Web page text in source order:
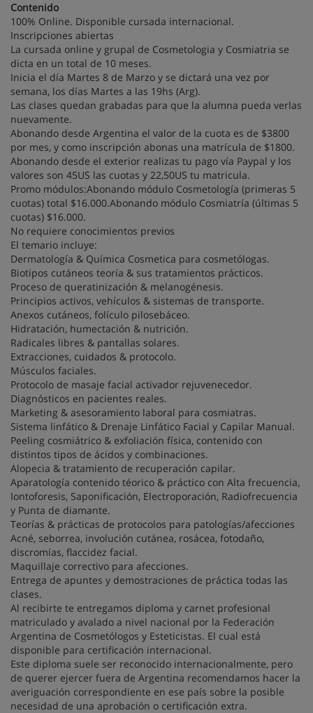
Contenido
100% Online. Disponible cursada internacional.
Inscripciones abiertas
La cursada online y grupal de Cosmetologia y Cosmiatria se
dicta en un total de 10 meses.
Inicia el día Martes 8 de Marzo y se dictará una vez por
semana, los días Martes a las 19hs (Arg).
Las clases quedan grabadas para que la alumna pueda verlas
nuevamente.
Abonando desde Argentina el valor de la cuota es de $3800
por mes, y como inscripción abonas una matrícula de $1800.
Abonando desde el exterior realizas tu pago vía Paypal y los
valores son 45US las cuotas y 22,50US tu matricula.
Promo módulos:Abonando módulo Cosmetología (primeras 5
cuotas) total $16.000.Abonando módulo Cosmiatría (últimas 5
cuotas) $16.000.
No requiere conocimientos previos
El temario incluye:
Dermatología & Química Cosmetica para cosmetólogas.
Biotipos cutáneos teoría & sus tratamientos prácticos.
Proceso de queratinización & melanogénesis.
Principios activos, vehículos & sistemas de transporte.
Anexos cutáneos, folículo pilosebáceo.
Hidratación, humectación & nutrición.
Radicales libres & pantallas solares.
Extracciones, cuidados & protocolo.
Músculos faciales.
Protocolo de masaje facial activador rejuvenecedor.
Diagnósticos en pacientes reales.
Marketing & asesoramiento laboral para cosmiatras.
Sistema linfático & Drenaje Linfático Facial y Capilar Manual.
Peeling cosmiátrico & exfoliación física, contenido con
distintos tipos de ácidos y combinaciones.
Alopecia & tratamiento de recuperación capilar.
Aparatología contenido téorico & práctico con Alta frecuencia,
Iontoforesis, Saponificación, Electroporación, Radiofrecuencia
y Punta de diamante.
Teorías & prácticas de protocolos para patologías/afecciones
Acné, seborrea, involución cutánea, rosácea, fotodaño,
discromías, flaccidez facial.
Maquillaje correctivo para afecciones.
Entrega de apuntes y demostraciones de práctica todas las
clases.
Al recibirte te entregamos diploma y carnet profesional
matriculado y avalado a nivel nacional por la Federación
Argentina de Cosmetólogos y Esteticistas. El cual está
disponible para certificación internacional.
Este diploma suele ser reconocido internacionalmente, pero
de querer ejercer fuera de Argentina recomendamos hacer la
averiguación correspondiente en ese país sobre la posible
necesidad de una aprobación o certificación extra.